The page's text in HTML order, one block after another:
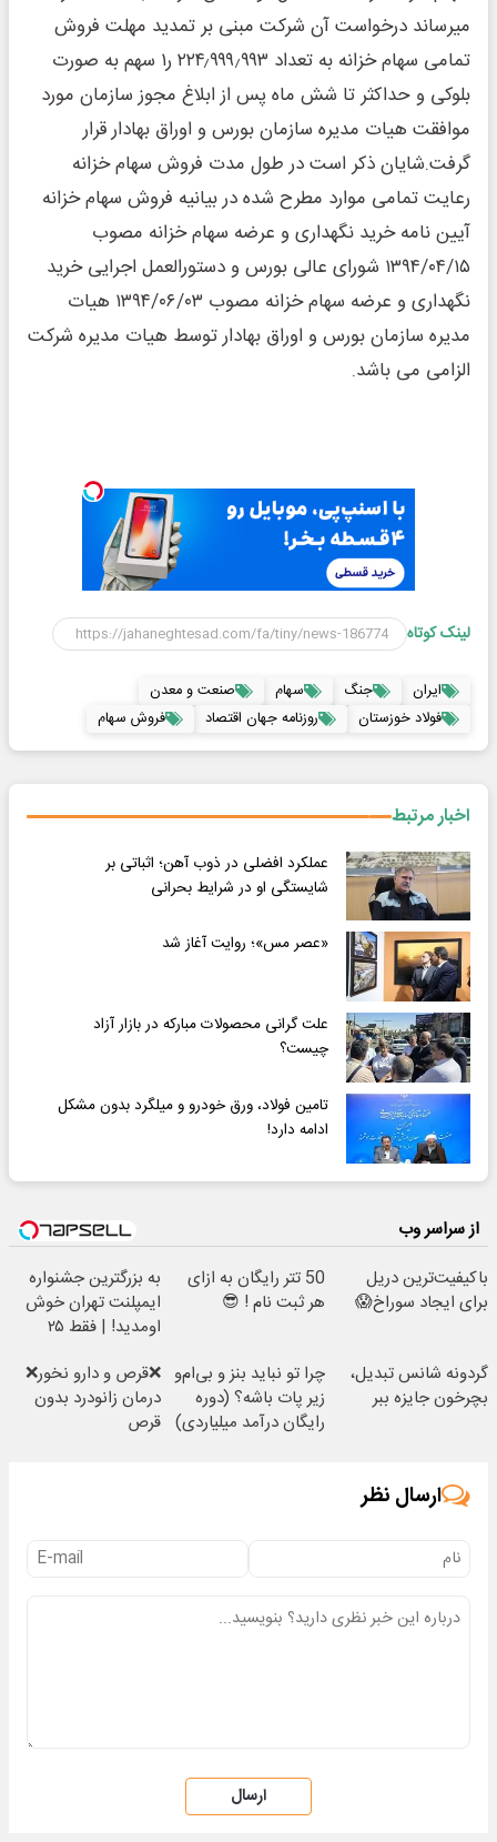
میرساند درخواست آن شرکت مبنی بر تمدید مهلت فروش
تمامی سهام خزانه به تعداد ۲۲۴٫۹۹۹٫۹۹۳ ر۱ سهم به صورت
بلوکی و حداکثر تا شش ماه پس از ابلاغ مجوز سازمان مورد
موافقت هیات مدیره سازمان بورس و اوراق بهادار قرار
گرفت.شایان ذکر است در طول مدت فروش سهام خزانه
رعایت تمامی موارد مطرح شده در بیانیه فروش سهام خزانه
آیین نامه خرید نگهداری و عرضه سهام خزانه مصوب
۱۳۹۴/۰۴/۱۵ شورای عالی بورس و دستورالعمل اجرایی خرید
نگهداری و عرضه سهام خزانه مصوب ۱۳۹۴/۰۶/۰۳ هیات
مدیره سازمان بورس و اوراق بهادار توسط هیات مدیره شرکت
الزامی می باشد.
لینک کوتاه
ایران جنگ سهام
صنعت و معدن
فولاد خوزستان
روزنامه جهان اقتصاد فروش سهام
اخبار مرتبط
عملکرد افضلی در ذوب آهن؛ اثباتی بر
شایستگی او در شرایط بحرانی
«عصر مس»؛ روایت آغاز شد
علت گرانی محصولات مبارکه در بازار آزاد
چیست؟
تامین فولاد، ورق خودرو و میلگرد بدون مشکل
ادامه دارد!
از سراسر وب
باکیفیت‌ترین دریل
برای ایجاد سوراخ😱
50 تتر رایگان به ازای
هر ثبت نام ! 😎
به بزرگترین جشنواره
ایمپلنت تهران خوش
اومدید! | فقط ۲۵
گردونه شانس تبدیل،
بچرخون جایزه ببر
چرا تو نباید بنز و بی‌ام‌و
زیر پات باشه؟ (دوره
رایگان درآمد میلیاردی)
❌قرص‌ و دارو نخور❌
درمان زانودرد بدون
قرص
ارسال نظر
ارسال